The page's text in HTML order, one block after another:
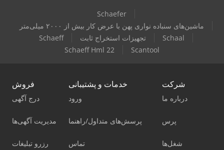
Schaefer
ماشین‌های سنباده نواری پهن با عرض کار بیش از ۲۰۰۰ میلی‌متر
Schaeff
تجهیزات استخراج ثابت
Schaal
Schaeff Hml 22
Scantool
فروش
درج آگهی
مدیریت آگهی‌ها
رزرو تبلیغات
خدمات و پشتیبانی
ورود
پرسش‌های متداول/راهنما
تماس
شرکت
درباره ما
پرس
شغل‌ها